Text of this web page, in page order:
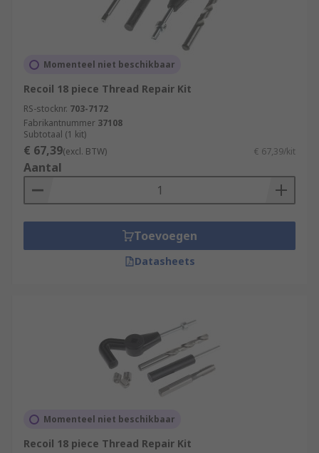
Momenteel niet beschikbaar
Recoil 18 piece Thread Repair Kit
RS-stocknr. 703-7172
Fabrikantnummer 37108
Subtotaal (1 kit)
€ 67,39(excl. BTW) € 67,39/kit
Aantal
Toevoegen
Datasheets
Momenteel niet beschikbaar
Recoil 18 piece Thread Repair Kit